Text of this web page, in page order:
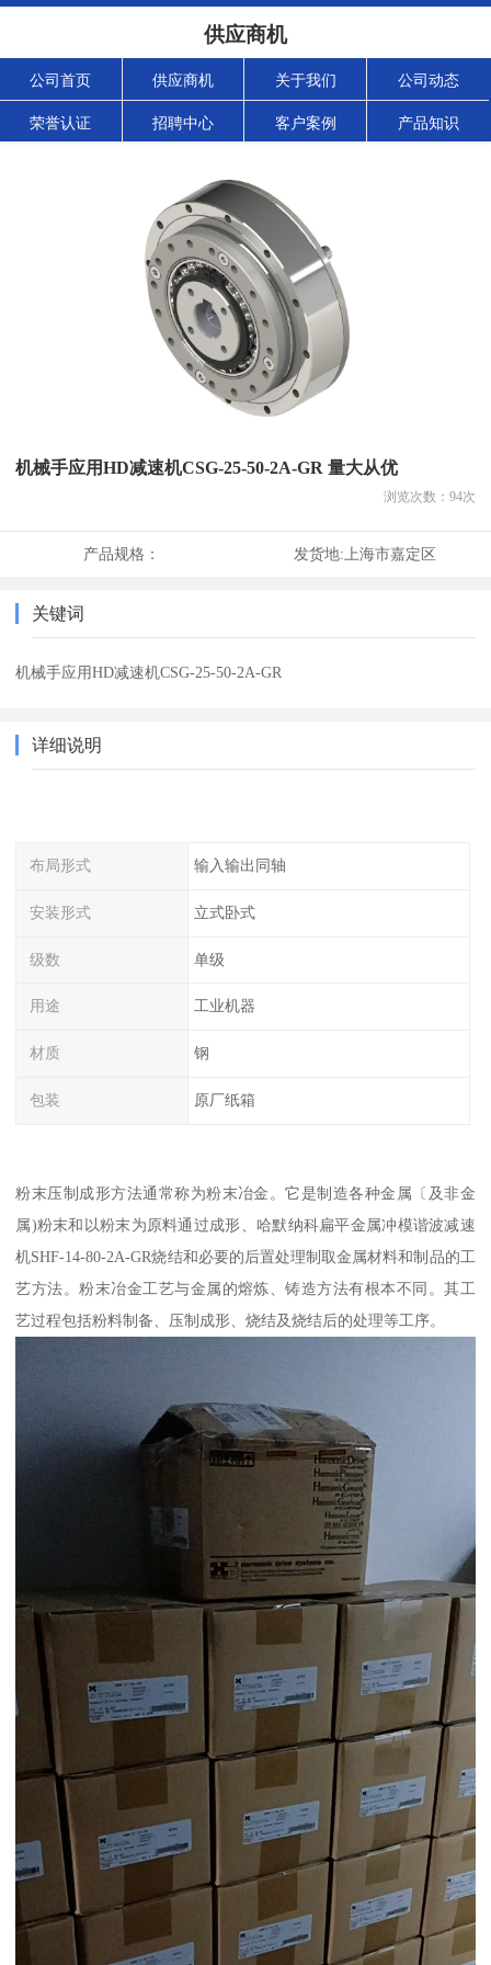
供应商机
公司首页 供应商机 关于我们 公司动态
荣誉认证 招聘中心 客户案例 产品知识
机械手应用HD减速机CSG-25-50-2A-GR 量大从优
浏览次数： 94次
产品规格： 发货地: 上海市嘉定区
关键词
机械手应用HD减速机CSG-25-50-2A-GR
详细说明
布局形式 输入输出同轴
安装形式 立式卧式
级数 单级
用途 工业机器
材质 钢
包装 原厂纸箱
粉末压制成形方法通常称为粉末冶金。它是制造各种金属〔及非金
属)粉末和以粉末为原料通过成形、哈默纳科扁平金属冲模谐波减速
机SHF-14-80-2A-GR烧结和必要的后置处理制取金属材料和制品的工
艺方法。粉末冶金工艺与金属的熔炼、铸造方法有根本不同。其工
艺过程包括粉料制备、压制成形、烧结及烧结后的处理等工序。